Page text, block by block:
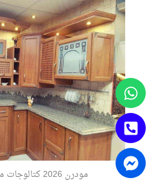
مودرن 2026 كتالوجات مطابخ خشمونيوم
Whatsapp
Phone-
square-
alt
Facebook-
messenger